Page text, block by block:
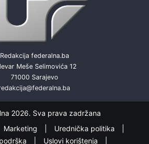
Redakcija federalna.ba
Meše Selimovića 12
71000 Sarajevo
2026. Sva prava zadržana
Marketing
Urednička politika
Uslovi korištenja